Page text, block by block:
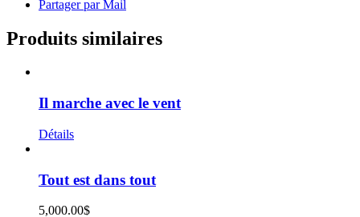
Partager par Mail
Produits similaires
Il marche avec le vent
Détails
Tout est dans tout
5,000.00$